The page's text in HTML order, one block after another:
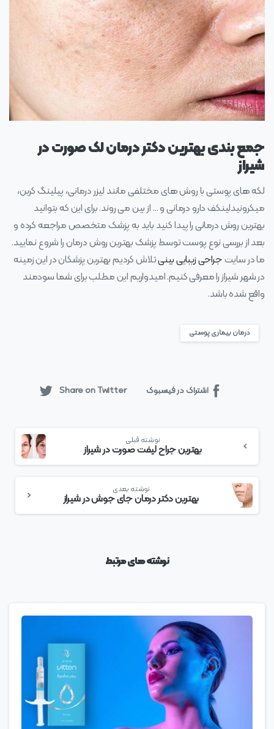
جمع بندی بهترین دکتر درمان لک صورت در
شیراز
لکه های پوستی با روش های مختلفی مانند لیزر درمانی، پیلینگ کربن،
میکرونیدلینکف دارو درمانی و … از بین می روند. برای این که بتوانید
بهترین روش درمانی را پیدا کنید باید به پزشک متخصص مراجعه کرده و
بعد از بررسی نوع پوست توسط پزشک بهترین روش درمان را شروع نمایید.
ما در سایتجراحی زیبایی بینیتلاش کردیم بهترین پزشکان در این زمینه
در شهر شیراز را معرفی کنیم. امیدواریم این مطلب برای شما سودمند
واقع شده باشد.
درمان بیماری پوستی
اشتراک در فیسبوک Share on Twitter
بخوانید
نوشته قبلی
بهترین جراح لیفت صورت در شیراز
نوشته بعدی
بهترین دکتر درمان جای جوش در شیراز
نوشته های مرتبط
0